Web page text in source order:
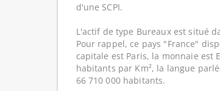
d'une SCPI.
L'actif de type Bureaux est situé
Pour rappel, ce pays "France"
capitale est Paris, la monnaie est
habitants par Km², la langue
66 710 000 habitants.